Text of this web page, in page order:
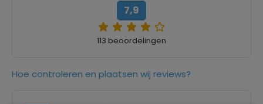
7,9
113 beoordelingen
Hoe controleren en plaatsen wij reviews?